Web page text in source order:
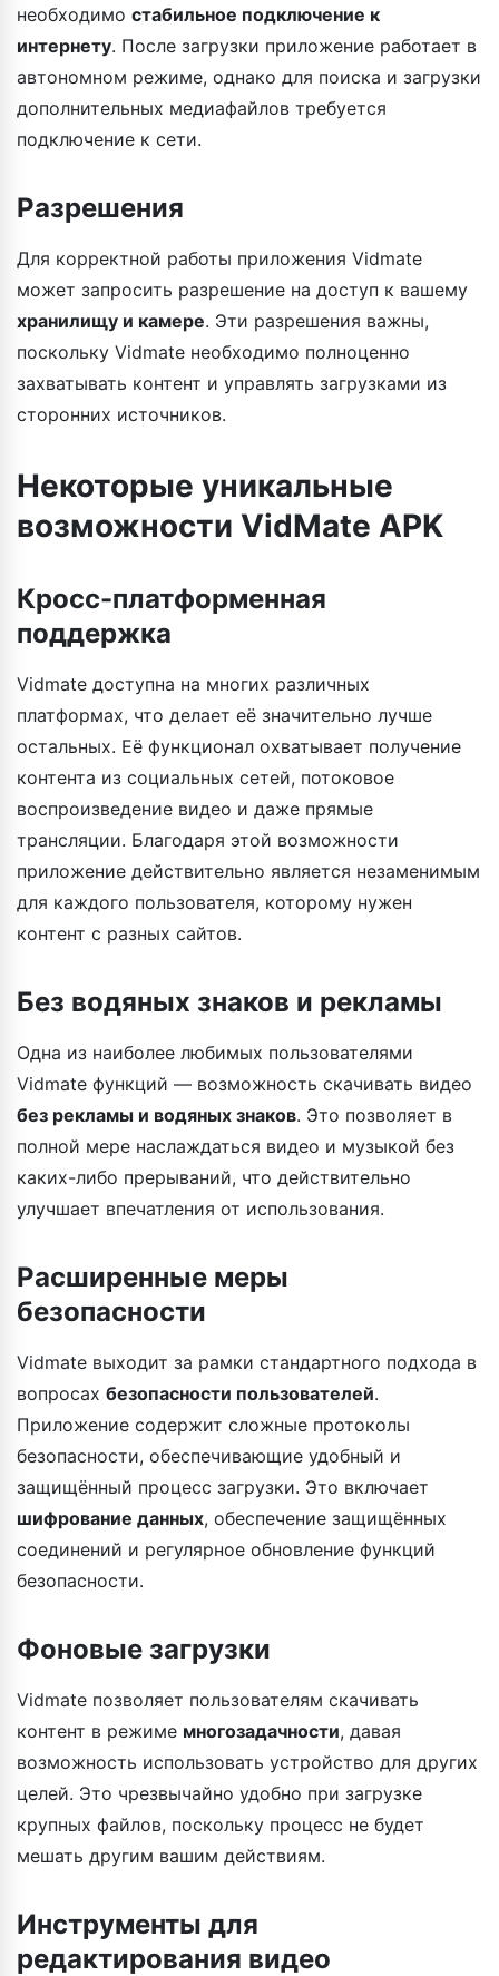
необходимо стабильное подключение к
интернету. После загрузки приложение работает в
автономном режиме, однако для поиска и загрузки
дополнительных медиафайлов требуется
подключение к сети.
Разрешения
Для корректной работы приложения Vidmate
может запросить разрешение на доступ к вашему
хранилищу и камере. Эти разрешения важны,
поскольку Vidmate необходимо полноценно
захватывать контент и управлять загрузками из
сторонних источников.
Некоторые уникальные
возможности VidMate APK
Кросс-платформенная
поддержка
Vidmate доступна на многих различных
платформах, что делает её значительно лучше
остальных. Её функционал охватывает получение
контента из социальных сетей, потоковое
воспроизведение видео и даже прямые
трансляции. Благодаря этой возможности
приложение действительно является незаменимым
для каждого пользователя, которому нужен
контент с разных сайтов.
Без водяных знаков и рекламы
Одна из наиболее любимых пользователями
Vidmate функций — возможность скачивать видео
без рекламы и водяных знаков. Это позволяет в
полной мере наслаждаться видео и музыкой без
каких-либо прерываний, что действительно
улучшает впечатления от использования.
Расширенные меры
безопасности
Vidmate выходит за рамки стандартного подхода в
вопросах безопасности пользователей.
Приложение содержит сложные протоколы
безопасности, обеспечивающие удобный и
защищённый процесс загрузки. Это включает
шифрование данных, обеспечение защищённых
соединений и регулярное обновление функций
безопасности.
Фоновые загрузки
Vidmate позволяет пользователям скачивать
контент в режиме многозадачности, давая
возможность использовать устройство для других
целей. Это чрезвычайно удобно при загрузке
крупных файлов, поскольку процесс не будет
мешать другим вашим действиям.
Инструменты для
редактирования видео